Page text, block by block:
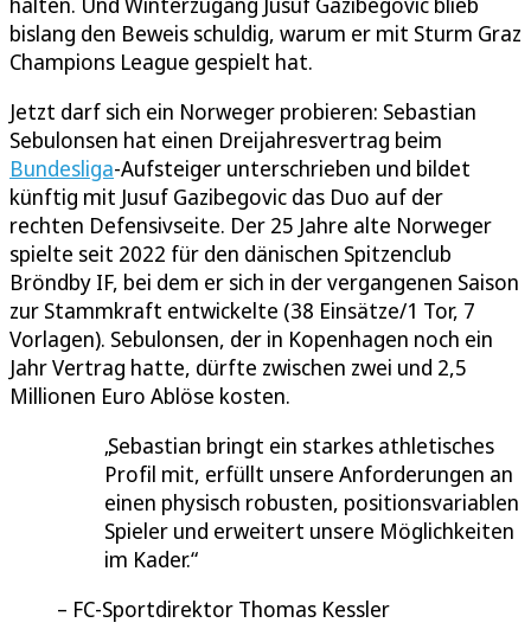
bislang den Beweis schuldig, warum er mit Sturm Graz
Champions League gespielt hat.
Jetzt darf sich ein Norweger probieren: Sebastian
Sebulonsen hat einen Dreijahresvertrag beim
Bundesliga-Aufsteiger unterschrieben und bildet
künftig mit Jusuf Gazibegovic das Duo auf der
rechten Defensivseite. Der 25 Jahre alte Norweger
spielte seit 2022 für den dänischen Spitzenclub
Bröndby IF, bei dem er sich in der vergangenen Saison
zur Stammkraft entwickelte (38 Einsätze/1 Tor, 7
Vorlagen). Sebulonsen, der in Kopenhagen noch ein
Jahr Vertrag hatte, dürfte zwischen zwei und 2,5
Millionen Euro Ablöse kosten.
Sebastian bringt ein starkes athletisches
Profil mit, erfüllt unsere Anforderungen an
einen physisch robusten, positionsvariablen
Spieler und erweitert unsere Möglichkeiten
im Kader.
FC-Sportdirektor Thomas Kessler